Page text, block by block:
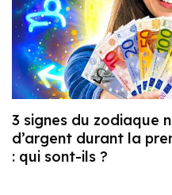
3 signes du zodiaque
d’argent durant la
: qui sont-ils ?